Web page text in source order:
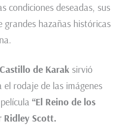
condiciones deseadas, sus
grandes hazañas históricas
Castillo de Karak sirvió
rodaje de las imágenes
“El Reino de los
Ridley Scott.